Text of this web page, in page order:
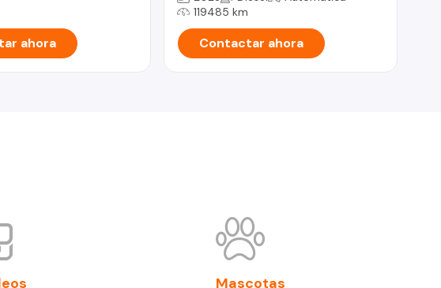
ahora
119485 km
Contactar ahora
Mascotas